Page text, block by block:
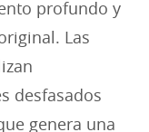
profundo y
Las
desfasados
genera una